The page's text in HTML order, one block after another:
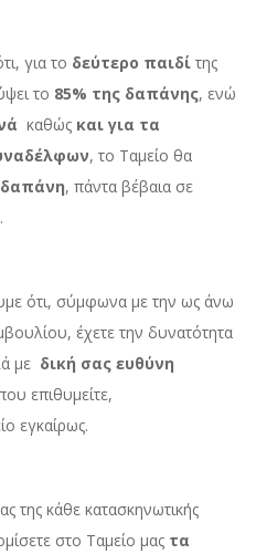
το δεύτερο παιδί της
το 85% της δαπάνης, ενώ
καθώς και για τα
, το Ταμείο θα
, πάντα βέβαια σε
.
με την ως άνω
έχετε την δυνατότητα
με δική σας ευθύνη
επιθυμείτε,
εγκαίρως.
κατασκηνωτικής
στο Ταμείο μας τα